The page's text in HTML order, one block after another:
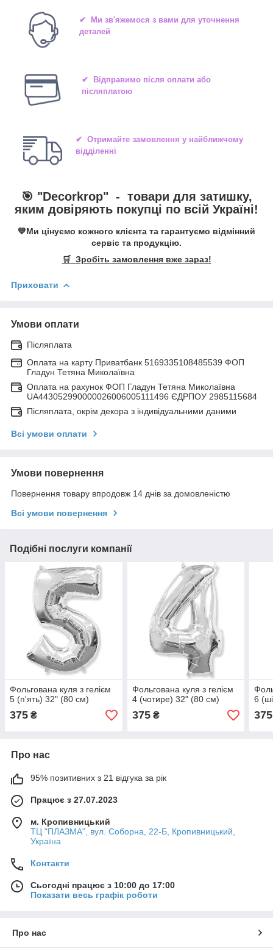
✔ Ми зв'яжемося з вами для уточнення
деталей
✔ Відправимо після оплати або
післяплатою
✔ Отримайте замовлення у найближчому
відділенні
🎯 "Decorkrop" - товари для затишку,
яким довіряють покупці по всій Україні!
💙Ми цінуємо кожного клієнта та гарантуємо відмінний
сервіс та продукцію.
🛒 Зробіть замовлення вже зараз!
Приховати
Умови оплати
Післяплата
Оплата на карту Приватбанк 5169335108485539 ФОП
Гладун Тетяна Миколаївна
Оплата на рахунок ФОП Гладун Тетяна Миколаївна
UA443052990000026006005111496 ЄДРПОУ 2985115684
Післяплата, окрім декора з індивідуальними даними
Всі умови оплати
Умови повернення
Повернення товару впродовж 14 днів за домовленістю
Всі умови повернення
Подібні послуги компанії
Фольгована куля з гелієм
5 (п'ять) 32" (80 см)
375 ₴
Фольгована куля з гелієм
4 (чотире) 32" (80 см)
375₴
6
375
Про нас
95% позитивних з 21 відгука за рік
Працює з 27.07.2023
м. Кропивницький
ТЦ "ПЛАЗМА", вул. Соборна, 22-Б, Кропивницький,
Україна
Контакти
Сьогодні працює з 10:00 до 17:00
Показати весь графік роботи
Про нас